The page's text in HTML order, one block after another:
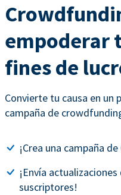
empoderar
fines de
Convierte tu causa en un
campaña de
¡Crea una campaña
¡Envía
suscriptores!